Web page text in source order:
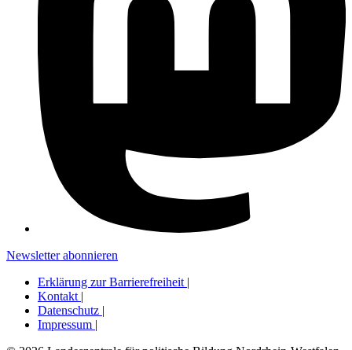
Newsletter abonnieren
Erklärung zur Barrierefreiheit |
Kontakt |
Datenschutz |
Impressum |